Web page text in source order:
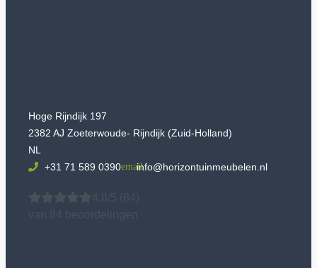
Hoge Rijndijk 197
2382 AJ Zoeterwoude- Rijndijk (Zuid-Holland)
NL
+31 71 589 0390
info@horizontuinmeubelen.nl
4.8/5
(84)
van 84 beoordelingen